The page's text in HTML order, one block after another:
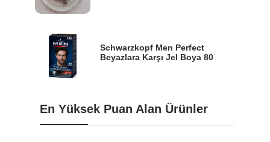
Schwarzkopf Men Perfect
Beyazlara Karşı Jel Boya 80
En Yüksek Puan Alan Ürünler